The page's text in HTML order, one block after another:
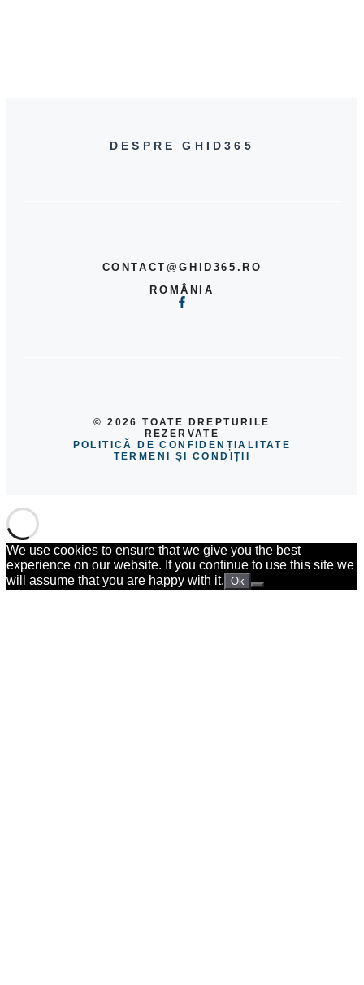
DESPRE GHID365
CONTACT@GHID365.RO
ROMÂNIA
© 2026 TOATE DREPTURILE
REZERVATE
POLITICĂ DE CONFIDENȚIALITATE
TERMENI ȘI CONDIȚII
We use cookies to ensure that we give you the best
experience on our website. If you continue to use this site we
will assume that you are happy with it. Ok